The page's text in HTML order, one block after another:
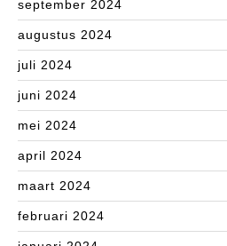
september 2024
augustus 2024
juli 2024
juni 2024
mei 2024
april 2024
maart 2024
februari 2024